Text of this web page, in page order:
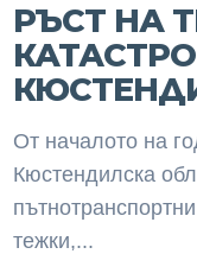
РЪСТ НА
От началото на
Кюстендилска
тежки,...